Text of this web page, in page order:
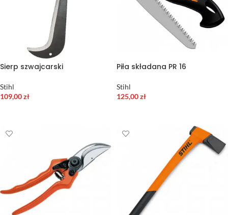
Sierp szwajcarski
Stihl
109,00zł
Piła składana PR 16
Stihl
125,00zł